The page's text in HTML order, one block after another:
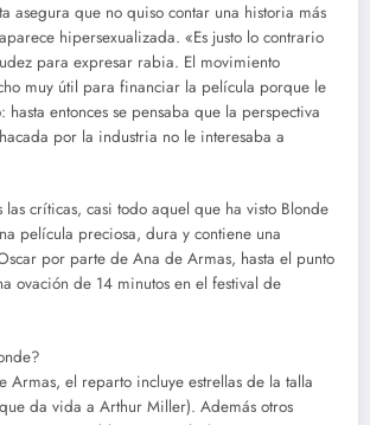
asegura que no quiso contar una historia más
hipersexualizada. «Es justo lo contrario
para expresar rabia. El movimiento
muy útil para financiar la película porque le
entonces se pensaba que la perspectiva
por la industria no le interesaba a
las críticas, casi todo aquel que ha visto Blonde
película preciosa, dura y contiene una
por parte de Ana de Armas, hasta el punto
ovación de 14 minutos en el festival de
Armas, el reparto incluye estrellas de la talla
da vida a Arthur Miller). Además otros